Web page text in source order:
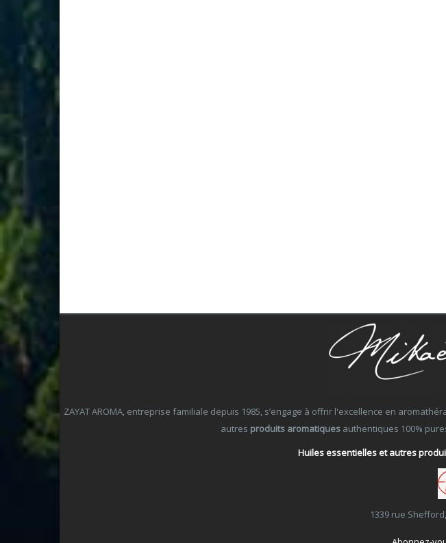
ZAYAT AROMA, entreprise familiale depuis 1985, s’engage à offrir l'excellence en
autres produits aromatiques authentiques 100%
Huiles essentielles et autres
1339 rue